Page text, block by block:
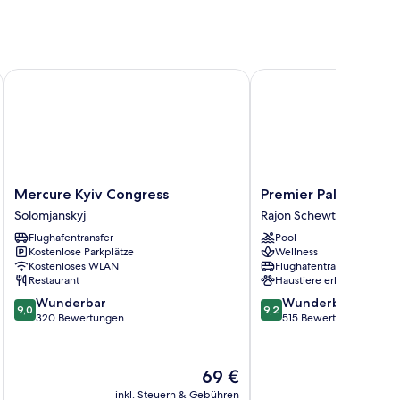
Mercure
Kyiv
Congress
Solomjanskyj
Mercure Kyiv Congress
Solomjanskyj
Flughafentransfer
Kostenlose Parkplätze
Kostenloses WLAN
Restaurant
9.0
von
9,0 Wunderbar
320 Bewertungen
Der
Preis
69 €
inkl. Steuern & Gebühren
Mercure Kyiv Congress
Premier
Palace
Hotel
Rajon
Schewtschenko
Premier Palace
Rajon Schewtschenko
Pool
Wellness
Flughafentransfer
Haustiere erlaubt
9.2
von
9,2 Wunderbar
515 Bewertungen
Premier Palace Hotel